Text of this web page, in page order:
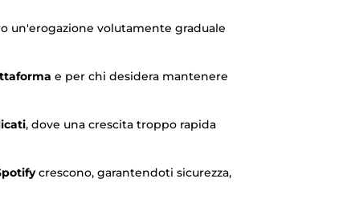
un'erogazione volutamente graduale
e per chi desidera mantenere
, dove una crescita troppo rapida
crescono, garantendoti sicurezza,